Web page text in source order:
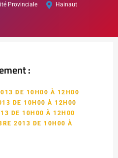
Provinciale Hainaut
:
DE 10H00 À 12H00
DE 10H00 À 12H00
DE 10H00 À 12H00
2013 DE 10H00 À